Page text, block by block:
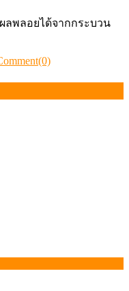
ผลพลอยได้จากกระบวน